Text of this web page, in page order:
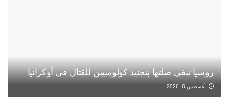
روسيا تنفي صلتها بتجنيد كولومبيين للقتال في أوكرانيا
أغسطس 6, 2026